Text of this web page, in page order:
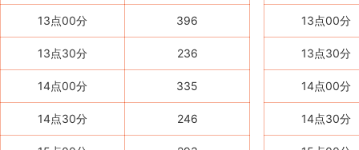
13点00分 396
13点30分 236
14点00分 335
14点30分 246
13点00分
13点30分
14点00分
14点30分